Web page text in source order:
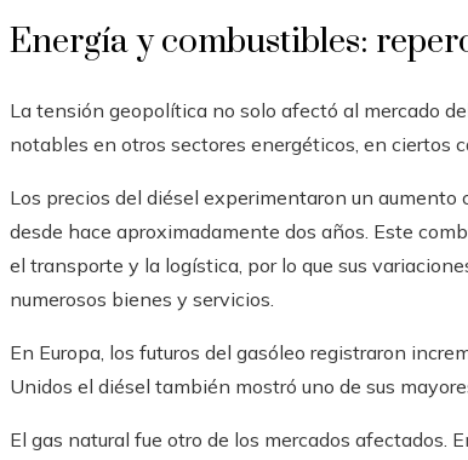
Energía y combustibles:
La tensión geopolítica no solo afectó al mercado
notables en otros sectores energéticos, en ciertos
Los precios del diésel experimentaron un
desde hace aproximadamente dos años. Este
el transporte y la logística, por lo que sus
numerosos bienes y servicios.
En Europa, los futuros del gasóleo registraron
Unidos el diésel también mostró uno de sus
El gas natural fue otro de los mercados afectados.